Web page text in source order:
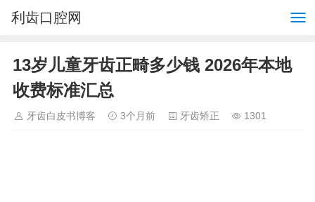
利齿口腔网
13岁儿童牙齿正畸多少钱 2026年本地
收费标准汇总
牙齿白皮书博客 3个月前 牙齿矫正 1301